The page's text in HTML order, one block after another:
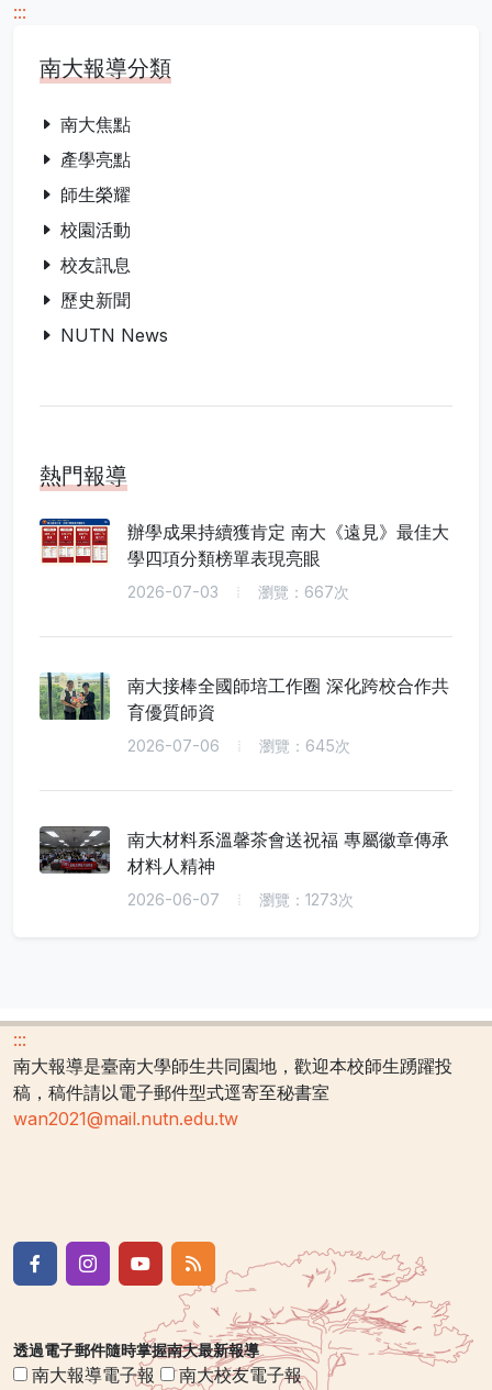
:::
南大報導分類
南大焦點
產學亮點
師生榮耀
校園活動
校友訊息
歷史新聞
NUTN News
熱門報導
辦學成果持續獲肯定 南大《遠見》最佳大
學四項分類榜單表現亮眼
2026-07-03 瀏覽：667次
南大接棒全國師培工作圈 深化跨校合作共
育優質師資
2026-07-06 瀏覽：645次
南大材料系溫馨茶會送祝福 專屬徽章傳承
材料人精神
2026-06-07 瀏覽：1273次
:::
南大報導是臺南大學師生共同園地，歡迎本校師生踴躍投
稿，稿件請以電子郵件型式逕寄至秘書室
wan2021@mail.nutn.edu.tw
透過電子郵件隨時掌握南大最新報導
南大報導電子報 南大校友電子報